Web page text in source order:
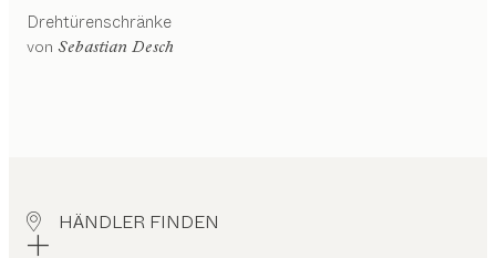
Drehtürenschränke
von Sebastian Desch
HÄNDLER FINDEN